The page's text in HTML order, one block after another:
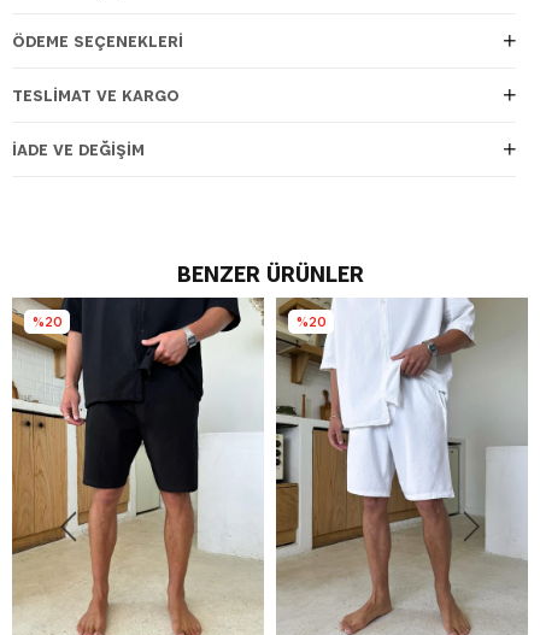
ÖDEME SEÇENEKLERI
TESLIMAT VE KARGO
İADE VE DEĞIŞIM
BENZER ÜRÜNLER
%20 %20